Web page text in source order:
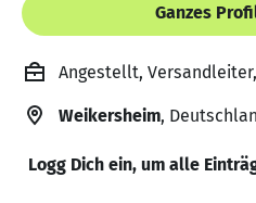
Ganzes
Angestellt,
Weikersheim,
Logg Dich ein, um alle